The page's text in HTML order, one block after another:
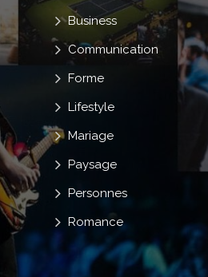
Business
Communication
Forme
Lifestyle
Mariage
Paysage
Personnes
Romance